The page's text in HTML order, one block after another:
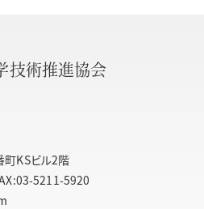
技術推進協会
KSビル2階
5211-5920